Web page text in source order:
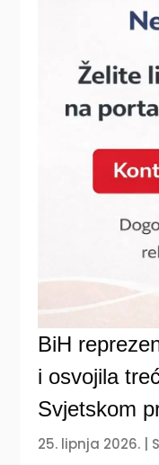
BiH
i osvojila
Svjetskom
25. lipnja 2026.